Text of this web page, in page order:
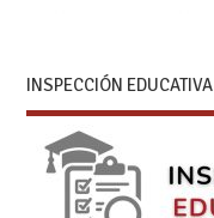
INSPECCIÓN EDUCATIVA